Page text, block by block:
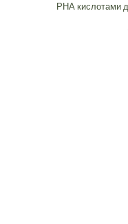
РНА кислотами